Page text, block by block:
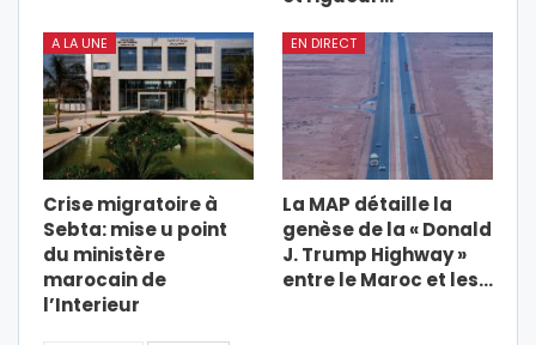
A LA UNE
Crise migratoire à
Sebta: mise u point
du ministère
marocain de
l’Interieur
EN DIRECT
La MAP détaille la
genèse de la « Donald
J. Trump Highway »
entre le Maroc et les…